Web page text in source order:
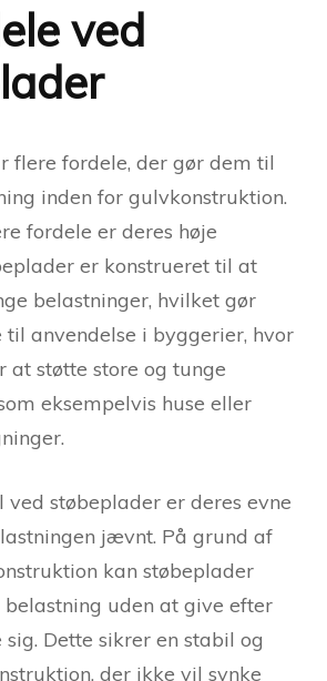
ved
flere fordele, der gør dem til
inden for gulvkonstruktion.
fordele er deres høje
er konstrueret til at
belastninger, hvilket gør
til anvendelse i byggerier, hvor
at støtte store og tunge
eksempelvis huse eller
ved støbeplader er deres evne
jævnt. På grund af
kan støbeplader
uden at give efter
Dette sikrer en stabil og
der ikke vil synke